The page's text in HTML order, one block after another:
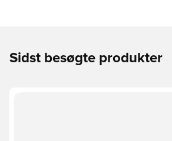
Sidst besøgte produkter